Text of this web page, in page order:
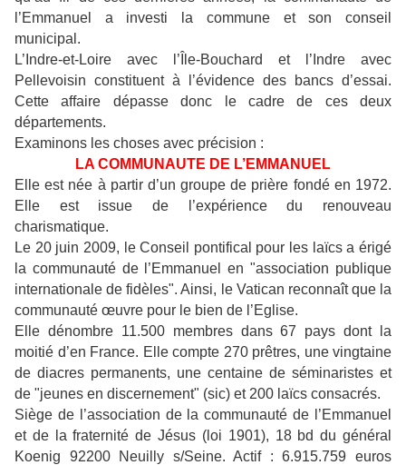
l’Emmanuel a investi la commune et son conseil
municipal.
L’Indre-et-Loire avec l’Île-Bouchard et l’Indre avec
Pellevoisin constituent à l’évidence des bancs d’essai.
Cette affaire dépasse donc le cadre de ces deux
départements.
Examinons les choses avec précision :
LA COMMUNAUTE DE L’EMMANUEL
Elle est née à partir d’un groupe de prière fondé en 1972.
Elle est issue de l’expérience du renouveau
charismatique.
Le 20 juin 2009, le Conseil pontifical pour les laïcs a érigé
la communauté de l’Emmanuel en "association publique
internationale de fidèles". Ainsi, le Vatican reconnaît que la
communauté œuvre pour le bien de l’Eglise.
Elle dénombre 11.500 membres dans 67 pays dont la
moitié d’en France. Elle compte 270 prêtres, une vingtaine
de diacres permanents, une centaine de séminaristes et
de "jeunes en discernement" (sic) et 200 laïcs consacrés.
Siège de l’association de la communauté de l’Emmanuel
et de la fraternité de Jésus (loi 1901), 18 bd du général
Koenig 92200 Neuilly s/Seine. Actif : 6.915.759 euros